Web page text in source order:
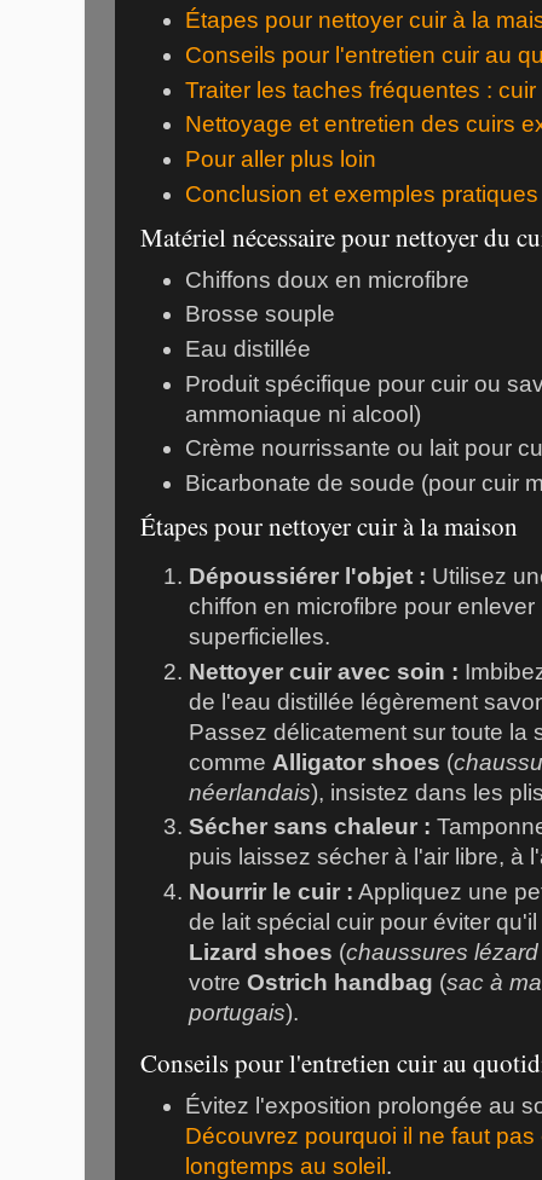
Étapes pour nettoyer cuir à la
Conseils pour l'entretien cuir au
Traiter les taches fréquentes :
Nettoyage et entretien des cuirs
Pour aller plus loin
Conclusion et exemples pratiques
Matériel nécessaire pour nettoyer du
Chiffons doux en microfibre
Brosse souple
Eau distillée
Produit spécifique pour cuir ou
ammoniaque ni alcool)
Crème nourrissante ou lait pour
Bicarbonate de soude (pour cuir
Étapes pour nettoyer cuir à la maison
Dépoussiérer l'objet : Utilisez
chiffon en microfibre pour
superficielles.
Nettoyer cuir avec soin :
de l'eau distillée légèrement
Passez délicatement sur toute la
comme Alligator shoes (
néerlandais), insistez dans les
Sécher sans chaleur :
puis laissez sécher à l'air libre, à
Nourrir le cuir : Appliquez une
de lait spécial cuir pour éviter
Lizard shoes (chaussures
votre Ostrich handbag (sac à
portugais).
Conseils pour l'entretien cuir au
Évitez l'exposition prolongée au
Découvrez pourquoi il ne faut
longtemps au soleil .